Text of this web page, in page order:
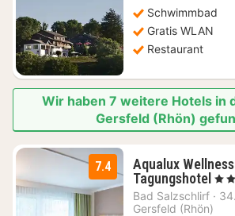
Schwimmbad
Gratis WLAN
Restaurant
Wir haben 7 weitere Hotels in
Gersfeld (Rhön)
7.4
Aqualux
Tagungshotel 1
, 4
Bad Salzschlirf ·
Gersfeld (Rhön)